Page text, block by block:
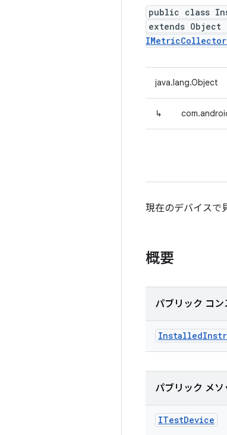
public class
extends Object
java.lang.Object
↳
現在のデバイスで
概要
パブリック コン
Installed
パブリック メソ
ITestDevice